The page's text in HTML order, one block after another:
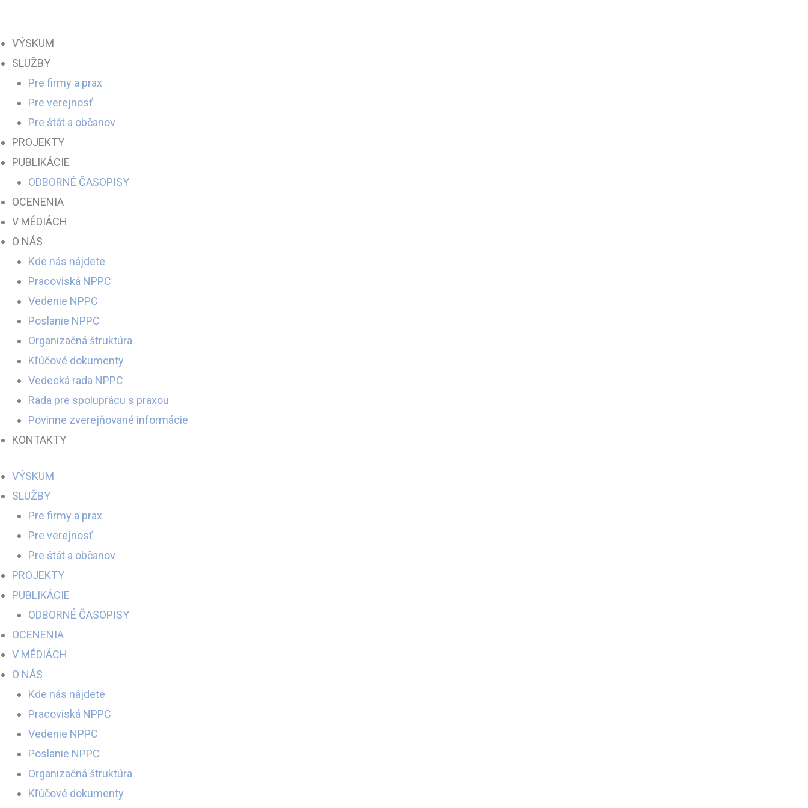
obsah
VÝSKUM
SLUŽBY
Pre firmy a prax
Pre verejnosť
Pre štát a občanov
PROJEKTY
PUBLIKÁCIE
ODBORNÉ ČASOPISY
OCENENIA
V MÉDIÁCH
O NÁS
Kde nás nájdete
Pracoviská NPPC
Vedenie NPPC
Poslanie NPPC
Organizačná štruktúra
Kľúčové dokumenty
Vedecká rada NPPC
Rada pre spoluprácu s praxou
Povinne zverejňované informácie
KONTAKTY
VÝSKUM
SLUŽBY
Pre firmy a prax
Pre verejnosť
Pre štát a občanov
PROJEKTY
PUBLIKÁCIE
ODBORNÉ ČASOPISY
OCENENIA
V MÉDIÁCH
O NÁS
Kde nás nájdete
Pracoviská NPPC
Vedenie NPPC
Poslanie NPPC
Organizačná štruktúra
Kľúčové dokumenty